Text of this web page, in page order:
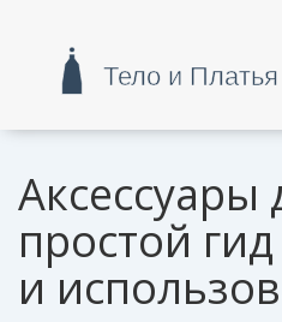
Аксессуары
простой
и